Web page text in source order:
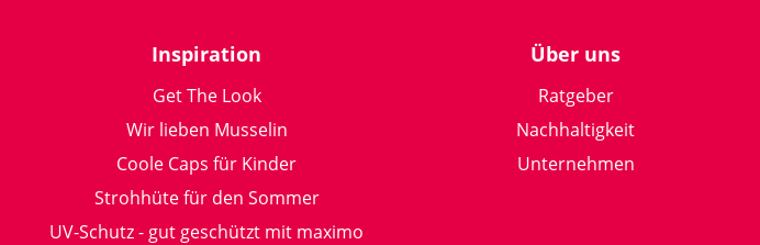
Inspiration
Get The Look
Wir lieben Musselin
Coole Caps für Kinder
Strohhüte für den Sommer
UV-Schutz - gut geschützt mit maximo
Über uns
Ratgeber
Nachhaltigkeit
Unternehmen